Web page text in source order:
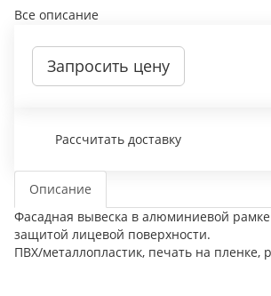
Все описание
Запросить цену
Рассчитать доставку
Описание
Фасадная вывеска в алюминиевой рамке
защитой лицевой поверхности.
ПВХ/металлопластик, печать на пленке,